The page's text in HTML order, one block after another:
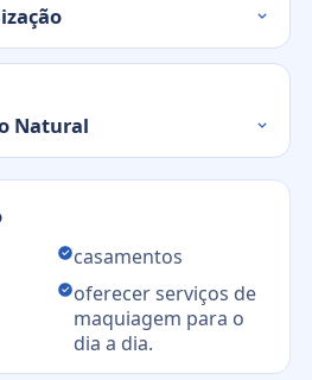
Natural
casamentos
oferecer serviços de
maquiagem para o
dia a dia.